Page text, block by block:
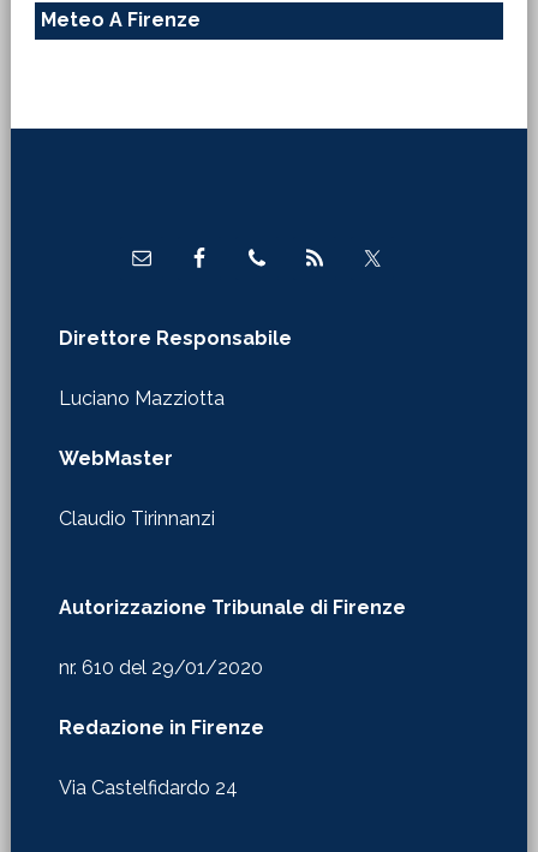
Meteo A Firenze
Direttore Responsabile
Luciano Mazziotta
WebMaster
Claudio Tirinnanzi
Autorizzazione Tribunale di Firenze
nr. 610 del 29/01/2020
Redazione in Firenze
Via Castelfidardo 24